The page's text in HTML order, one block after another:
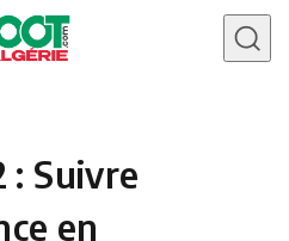
: Suivre
en